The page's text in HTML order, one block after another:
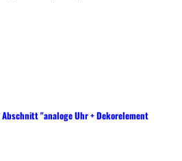
Abschnitt "analoge Uhr + Dekorelement